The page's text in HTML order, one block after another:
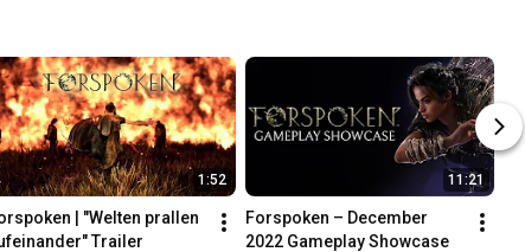
1:52
| "Welten prallen
Trailer
11:21
Forspoken – December
2022 Gameplay Showcase